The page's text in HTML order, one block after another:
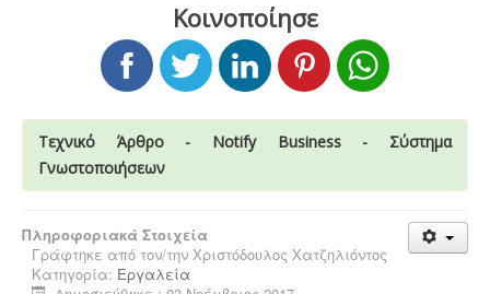
Νομιμοποίηση γεώτρησης -
Όλες οι μεταβιβάσεις
ακινήτων, στα οποία υπάρχει γεώτρηση, εκτελούνται
κατόπιν νομιμοποίησης της γεώτρησης. Για να
προχωρήσει η συμβολαιογραφική πράξη θα πρέπει να
έχει εκδοθεί κωδικός ΕΜΣΥ ενεργού ή ανενεργού
σημείου υδροληψίας
Ενεργειακά πιστοποιητικά -
Όλες οι αγοραπωλησίες,
μισθώσεις, ανακαινίσεις και μονώσεις κατοικιών -
επαγγελματικών χώρων προαπαιτούν την ύπαρξη
Κοινοποίησε
Τεχνικό Άρθρο - Notify Business - Σύστημα
Γνωστοποιήσεων
Πληροφοριακά Στοιχεία
Γράφτηκε από τον/την Χριστόδουλος Χατζηλιόντος
Κατηγορία: Εργαλεία